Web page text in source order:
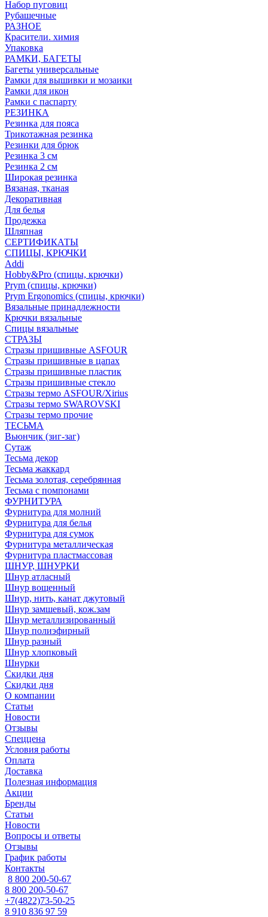
Набор пуговиц
Рубашечные
РАЗНОЕ
Красители. химия
Упаковка
РАМКИ, БАГЕТЫ
Багеты универсальные
Рамки для вышивки и мозаики
Рамки для икон
Рамки с паспарту
РЕЗИНКА
Резинка для пояса
Трикотажная резинка
Резинки для брюк
Резинка 3 см
Резинка 2 см
Широкая резинка
Вязаная, тканая
Декоративная
Для белья
Продежка
Шляпная
СЕРТИФИКАТЫ
СПИЦЫ, КРЮЧКИ
Addi
Hobby&Pro (спицы, крючки)
Prym (спицы, крючки)
Prym Ergonomics (спицы, крючки)
Вязальные принадлежности
Крючки вязальные
Спицы вязальные
СТРАЗЫ
Стразы пришивные ASFOUR
Стразы пришивные в цапах
Стразы пришивные пластик
Стразы пришивные стекло
Стразы термо ASFOUR/Xirius
Стразы термо SWAROVSKI
Стразы термо прочие
ТЕСЬМА
Вьюнчик (зиг-заг)
Сутаж
Тесьма декор
Тесьма жаккард
Тесьма золотая, серебрянная
Тесьма с помпонами
ФУРНИТУРА
Фурнитура для молний
Фурнитура для белья
Фурнитура для сумок
Фурнитура металлическая
Фурнитура пластмассовая
ШНУР, ШНУРКИ
Шнур атласный
Шнур вощенный
Шнур, нить, канат джутовый
Шнур замшевый, кож.зам
Шнур металлизированный
Шнур полиэфирный
Шнур разный
Шнур хлопковый
Шнурки
Скидки дня
Скидки дня
О компании
Статьи
Новости
Отзывы
Спеццена
Условия работы
Оплата
Доставка
Полезная информация
Акции
Бренды
Статьи
Новости
Вопросы и ответы
Отзывы
График работы
Контакты
8 800 200-50-67
8 800 200-50-67
+7(4822)73-50-25
8 910 836 97 59